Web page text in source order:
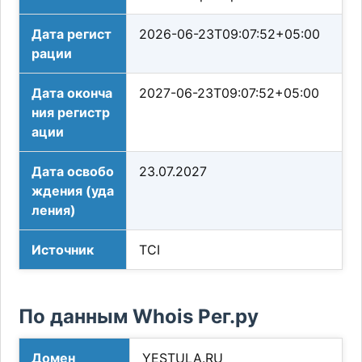
Дата регист
рации
2026-06-23T09:07:52+05:00
Дата оконча
ния регистр
ации
2027-06-23T09:07:52+05:00
Дата освобо
ждения (уда
ления)
23.07.2027
Источник TCI
По данным Whois Рег.ру
Домен YESTULA.RU